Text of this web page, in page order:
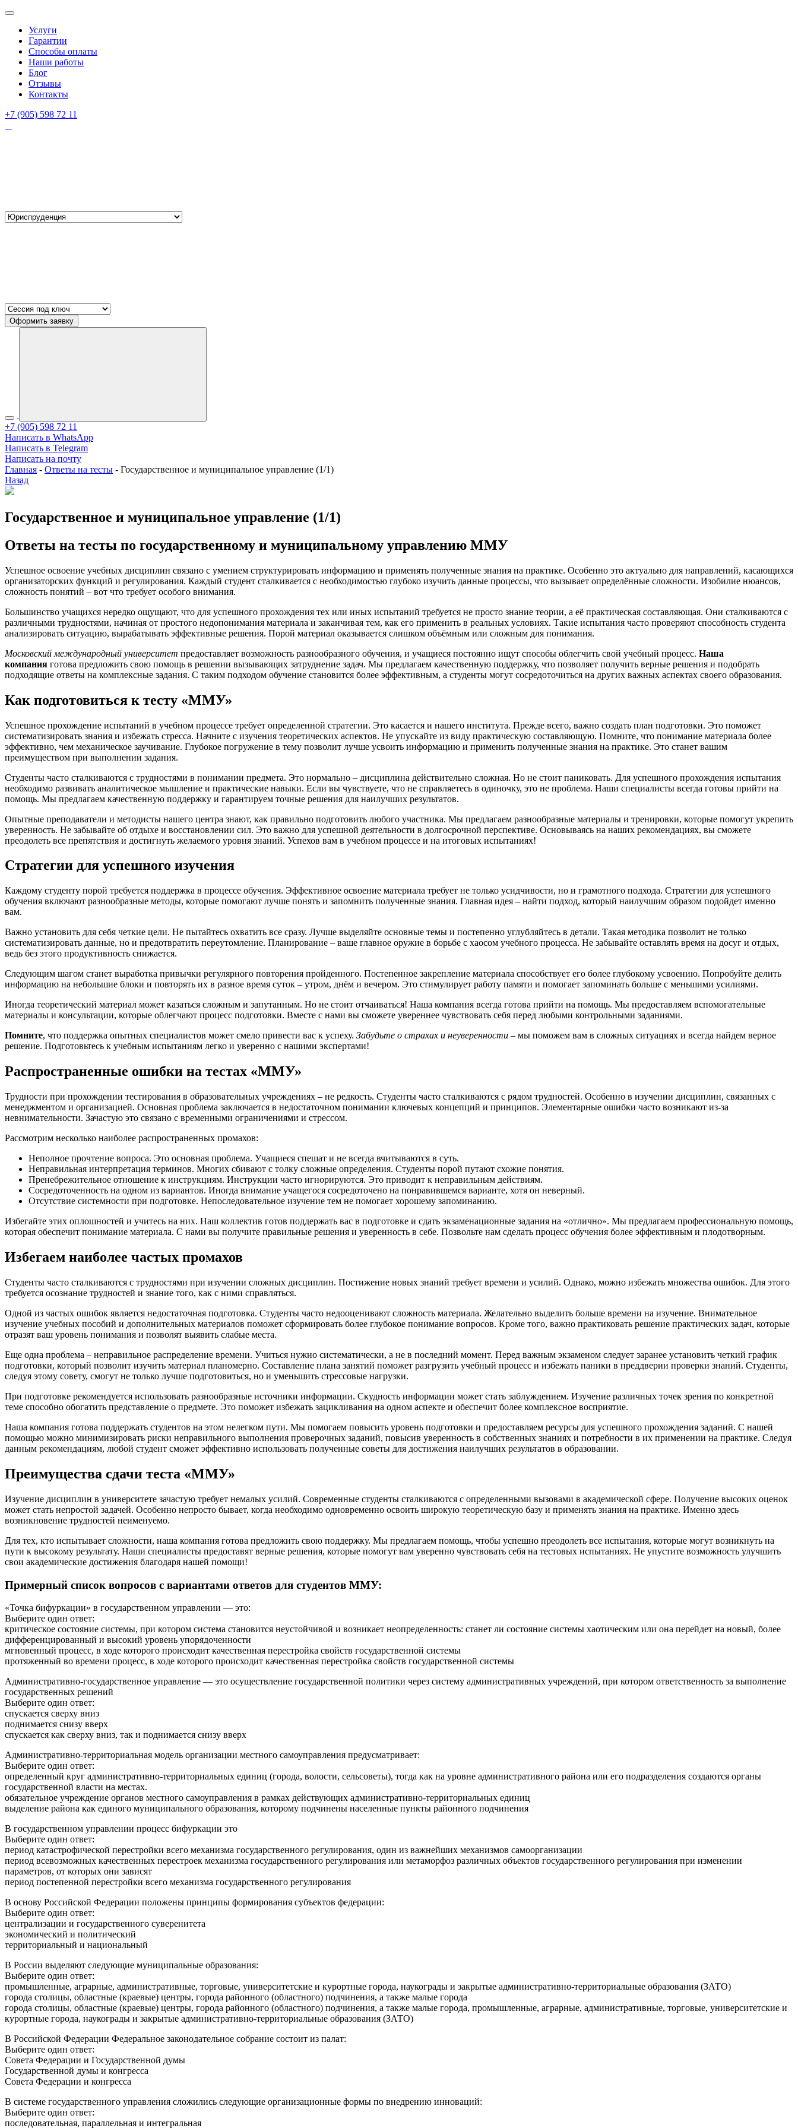
Услуги
Гарантии
Способы оплаты
Наши работы
Блог
Отзывы
Контакты
+7 (905) 598 72 11
Оформить заявку
+7 (905) 598 72 11
Написать в WhatsApp
Написать в Telegram
Написать на почту
Главная - Ответы на тесты - Государственное и муниципальное управление (1/1)
Назад
Государственное и муниципальное управление (1/1)
Ответы на тесты по государственному и муниципальному управлению ММУ
Успешное освоение учебных дисциплин связано с умением структурировать информацию и применять полученные знания на практике. Особенно это актуально для направлений, касающихся
организаторских функций и регулирования. Каждый студент сталкивается с необходимостью глубоко изучить данные процессы, что вызывает определённые сложности. Изобилие нюансов,
сложность понятий – вот что требует особого внимания.
Большинство учащихся нередко ощущают, что для успешного прохождения тех или иных испытаний требуется не просто знание теории, а её практическая составляющая. Они сталкиваются с
различными трудностями, начиная от простого недопонимания материала и заканчивая тем, как его применить в реальных условиях. Такие испытания часто проверяют способность студента
анализировать ситуацию, вырабатывать эффективные решения. Порой материал оказывается слишком объёмным или сложным для понимания.
Московский международный университет предоставляет возможность разнообразного обучения, и учащиеся постоянно ищут способы облегчить свой учебный процесс. Наша
компания готова предложить свою помощь в решении вызывающих затруднение задач. Мы предлагаем качественную поддержку, что позволяет получить верные решения и подобрать
подходящие ответы на комплексные задания. С таким подходом обучение становится более эффективным, а студенты могут сосредоточиться на других важных аспектах своего образования.
Как подготовиться к тесту «ММУ»
Успешное прохождение испытаний в учебном процессе требует определенной стратегии. Это касается и нашего института. Прежде всего, важно создать план подготовки. Это поможет
систематизировать знания и избежать стресса. Начните с изучения теоретических аспектов. Не упускайте из виду практическую составляющую. Помните, что понимание материала более
эффективно, чем механическое заучивание. Глубокое погружение в тему позволит лучше усвоить информацию и применить полученные знания на практике. Это станет вашим
преимуществом при выполнении задания.
Студенты часто сталкиваются с трудностями в понимании предмета. Это нормально – дисциплина действительно сложная. Но не стоит паниковать. Для успешного прохождения испытания
необходимо развивать аналитическое мышление и практические навыки. Если вы чувствуете, что не справляетесь в одиночку, это не проблема. Наши специалисты всегда готовы прийти на
помощь. Мы предлагаем качественную поддержку и гарантируем точные решения для наилучших результатов.
Опытные преподаватели и методисты нашего центра знают, как правильно подготовить любого участника. Мы предлагаем разнообразные материалы и тренировки, которые помогут укрепить
уверенность. Не забывайте об отдыхе и восстановлении сил. Это важно для успешной деятельности в долгосрочной перспективе. Основываясь на наших рекомендациях, вы сможете
преодолеть все препятствия и достигнуть желаемого уровня знаний. Успехов вам в учебном процессе и на итоговых испытаниях!
Стратегии для успешного изучения
Каждому студенту порой требуется поддержка в процессе обучения. Эффективное освоение материала требует не только усидчивости, но и грамотного подхода. Стратегии для успешного
обучения включают разнообразные методы, которые помогают лучше понять и запомнить полученные знания. Главная идея – найти подход, который наилучшим образом подойдет именно
вам.
Важно установить для себя четкие цели. Не пытайтесь охватить все сразу. Лучше выделяйте основные темы и постепенно углубляйтесь в детали. Такая методика позволит не только
систематизировать данные, но и предотвратить переутомление. Планирование – ваше главное оружие в борьбе с хаосом учебного процесса. Не забывайте оставлять время на досуг и отдых,
ведь без этого продуктивность снижается.
Следующим шагом станет выработка привычки регулярного повторения пройденного. Постепенное закрепление материала способствует его более глубокому усвоению. Попробуйте делить
информацию на небольшие блоки и повторять их в разное время суток – утром, днём и вечером. Это стимулирует работу памяти и помогает запоминать больше с меньшими усилиями.
Иногда теоретический материал может казаться сложным и запутанным. Но не стоит отчаиваться! Наша компания всегда готова прийти на помощь. Мы предоставляем вспомогательные
материалы и консультации, которые облегчают процесс подготовки. Вместе с нами вы сможете увереннее чувствовать себя перед любыми контрольными заданиями.
Помните, что поддержка опытных специалистов может смело привести вас к успеху. Забудьте о страхах и неуверенности – мы поможем вам в сложных ситуациях и всегда найдем верное
решение. Подготовьтесь к учебным испытаниям легко и уверенно с нашими экспертами!
Распространенные ошибки на тестах «ММУ»
Трудности при прохождении тестирования в образовательных учреждениях – не редкость. Студенты часто сталкиваются с рядом трудностей. Особенно в изучении дисциплин, связанных с
менеджментом и организацией. Основная проблема заключается в недостаточном понимании ключевых концепций и принципов. Элементарные ошибки часто возникают из-за
невнимательности. Зачастую это связано с временными ограничениями и стрессом.
Рассмотрим несколько наиболее распространенных промахов:
Неполное прочтение вопроса. Это основная проблема. Учащиеся спешат и не всегда вчитываются в суть.
Неправильная интерпретация терминов. Многих сбивают с толку сложные определения. Студенты порой путают схожие понятия.
Пренебрежительное отношение к инструкциям. Инструкции часто игнорируются. Это приводит к неправильным действиям.
Сосредоточенность на одном из вариантов. Иногда внимание учащегося сосредоточено на понравившемся варианте, хотя он неверный.
Отсутствие системности при подготовке. Непоследовательное изучение тем не помогает хорошему запоминанию.
Избегайте этих оплошностей и учитесь на них. Наш коллектив готов поддержать вас в подготовке и сдать экзаменационные задания на «отлично». Мы предлагаем профессиональную помощь,
которая обеспечит понимание материала. С нами вы получите правильные решения и уверенность в себе. Позвольте нам сделать процесс обучения более эффективным и плодотворным.
Избегаем наиболее частых промахов
Студенты часто сталкиваются с трудностями при изучении сложных дисциплин. Постижение новых знаний требует времени и усилий. Однако, можно избежать множества ошибок. Для этого
требуется осознание трудностей и знание того, как с ними справляться.
Одной из частых ошибок является недостаточная подготовка. Студенты часто недооценивают сложность материала. Желательно выделить больше времени на изучение. Внимательное
изучение учебных пособий и дополнительных материалов поможет сформировать более глубокое понимание вопросов. Кроме того, важно практиковать решение практических задач, которые
отразят ваш уровень понимания и позволят выявить слабые места.
Еще одна проблема – неправильное распределение времени. Учиться нужно систематически, а не в последний момент. Перед важным экзаменом следует заранее установить четкий график
подготовки, который позволит изучить материал планомерно. Составление плана занятий поможет разгрузить учебный процесс и избежать паники в преддверии проверки знаний. Студенты,
следуя этому совету, смогут не только лучше подготовиться, но и уменьшить стрессовые нагрузки.
При подготовке рекомендуется использовать разнообразные источники информации. Скудность информации может стать заблуждением. Изучение различных точек зрения по конкретной
теме способно обогатить представление о предмете. Это поможет избежать зацикливания на одном аспекте и обеспечит более комплексное восприятие.
Наша компания готова поддержать студентов на этом нелегком пути. Мы помогаем повысить уровень подготовки и предоставляем ресурсы для успешного прохождения заданий. С нашей
помощью можно минимизировать риски неправильного выполнения проверочных заданий, повысив уверенность в собственных знаниях и потребности в их применении на практике. Следуя
данным рекомендациям, любой студент сможет эффективно использовать полученные советы для достижения наилучших результатов в образовании.
Преимущества сдачи теста «ММУ»
Изучение дисциплин в университете зачастую требует немалых усилий. Современные студенты сталкиваются с определенными вызовами в академической сфере. Получение высоких оценок
может стать непростой задачей. Особенно непросто бывает, когда необходимо одновременно освоить широкую теоретическую базу и применять знания на практике. Именно здесь
возникновение трудностей неименуемо.
Для тех, кто испытывает сложности, наша компания готова предложить свою поддержку. Мы предлагаем помощь, чтобы успешно преодолеть все испытания, которые могут возникнуть на
пути к высокому результату. Наши специалисты предоставят верные решения, которые помогут вам уверенно чувствовать себя на тестовых испытаниях. Не упустите возможность улучшить
свои академические достижения благодаря нашей помощи!
Примерный список вопросов с вариантами ответов для студентов ММУ:
«Точка бифуркации» в государственном управлении — это:
Выберите один ответ:
критическое состояние системы, при котором система становится неустойчивой и возникает неопределенность: станет ли состояние системы хаотическим или она перейдет на новый, более
дифференцированный и высокий уровень упорядоченности
мгновенный процесс, в ходе которого происходит качественная перестройка свойств государственной системы
протяженный во времени процесс, в ходе которого происходит качественная перестройка свойств государственной системы
Административно-государственное управление — это осуществление государственной политики через систему административных учреждений, при котором ответственность за выполнение
государственных решений
Выберите один ответ:
спускается сверху вниз
поднимается снизу вверх
спускается как сверху вниз, так и поднимается снизу вверх
Административно-территориальная модель организации местного самоуправления предусматривает:
Выберите один ответ:
определенный круг административно-территориальных единиц (города, волости, сельсоветы), тогда как на уровне административного района или его подразделения создаются органы
государственной власти на местах.
обязательное учреждение органов местного самоуправления в рамках действующих административно-территориальных единиц
выделение района как единого муниципального образования, которому подчинены населенные пункты районного подчинения
В государственном управлении процесс бифуркации это
Выберите один ответ:
период катастрофической перестройки всего механизма государственного регулирования, один из важнейших механизмов самоорганизации
период всевозможных качественных перестроек механизма государственного регулирования или метаморфоз различных объектов государственного регулирования при изменении
параметров, от которых они зависят
период постепенной перестройки всего механизма государственного регулирования
В основу Российской Федерации положены принципы формирования субъектов федерации:
Выберите один ответ:
централизации и государственного суверенитета
экономический и политический
территориальный и национальный
В России выделяют следующие муниципальные образования:
Выберите один ответ:
промышленные, аграрные, административные, торговые, университетские и курортные города, наукограды и закрытые административно-территориальные образования (ЗАТО)
города столицы, областные (краевые) центры, города районного (областного) подчинения, а также малые города
города столицы, областные (краевые) центры, города районного (областного) подчинения, а также малые города, промышленные, аграрные, административные, торговые, университетские и
курортные города, наукограды и закрытые административно-территориальные образования (ЗАТО)
В Российской Федерации Федеральное законодательное собрание состоит из палат:
Выберите один ответ:
Совета Федерации и Государственной думы
Государственной думы и конгресса
Совета Федерации и конгресса
В системе государственного управления сложились следующие организационные формы по внедрению инноваций:
Выберите один ответ:
последовательная, параллельная и интегральная